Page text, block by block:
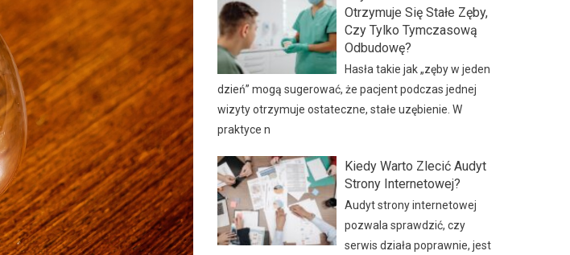
Otrzymuje Się Stałe Zęby,
Czy Tylko Tymczasową
Odbudowę?
Hasła takie jak „zęby w jeden
dzień” mogą sugerować, że pacjent podczas jednej
wizyty otrzymuje ostateczne, stałe uzębienie. W
praktyce n
Kiedy Warto Zlecić Audyt
Strony Internetowej?
Audyt strony internetowej
pozwala sprawdzić, czy
serwis działa poprawnie, jest